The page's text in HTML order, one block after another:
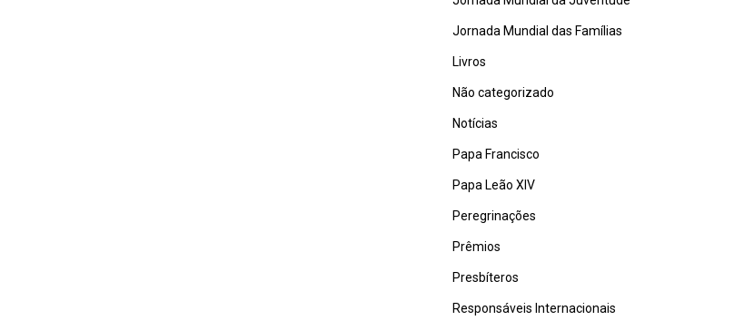
Jornada Mundial das Famílias
Livros
Não categorizado
Notícias
Papa Francisco
Papa Leão XIV
Peregrinações
Prêmios
Presbíteros
Responsáveis Internacionais